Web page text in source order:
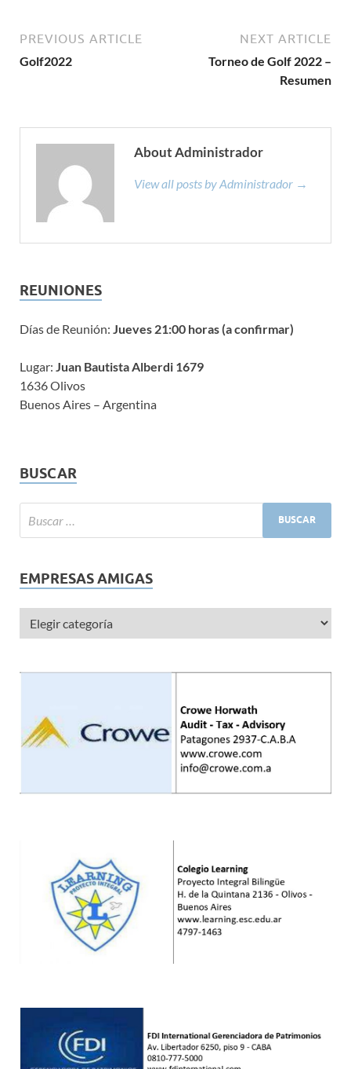
PREVIOUS ARTICLE
Golf2022
NEXT ARTICLE
Torneo de Golf 2022 –
Resumen
About Administrador
View all posts by Administrador →
REUNIONES
Días de Reunión: Jueves 21:00 horas (a confirmar)
Lugar: Juan Bautista Alberdi 1679
1636 Olivos
Buenos Aires – Argentina
BUSCAR
EMPRESAS AMIGAS